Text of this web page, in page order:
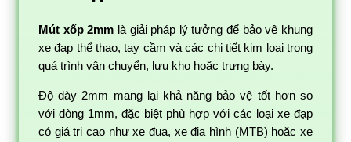
Mút xốp 2mm là giải pháp lý tưởng để bảo vệ khung
xe đạp thể thao, tay cầm và các chi tiết kim loại trong
quá trình vận chuyển, lưu kho hoặc trưng bày.
Độ dày 2mm mang lại khả năng bảo vệ tốt hơn so
với dòng 1mm, đặc biệt phù hợp với các loại xe đạp
có giá trị cao như xe đua, xe địa hình (MTB) hoặc xe